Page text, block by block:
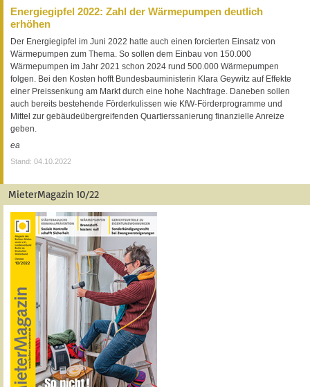
Energiegipfel 2022: Zahl der Wärmepumpen deutlich
erhöhen
Der Energiegipfel im Juni 2022 hatte auch einen forcierten Einsatz von
Wärmepumpen zum Thema. So sollen dem Einbau von 150.000
Wärmepumpen im Jahr 2021 schon 2024 rund 500.000 Wärmepumpen
folgen. Bei den Kosten hofft Bundesbauministerin Klara Geywitz auf Effekte
einer Preissenkung am Markt durch eine hohe Nachfrage. Daneben sollen
auch bereits bestehende Förderkulissen wie KfW-Förderprogramme und
Mittel zur gebäudeübergreifenden Quartierssanierung finanzielle Anreize
geben.
ea
Stand: 04.10.2022
MieterMagazin 10/22